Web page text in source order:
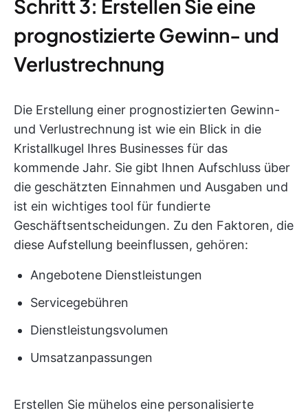
Schritt 3: Erstellen Sie eine
prognostizierte Gewinn- und
Verlustrechnung
Die Erstellung einer prognostizierten Gewinn-
und Verlustrechnung ist wie ein Blick in die
Kristallkugel Ihres Businesses für das
kommende Jahr. Sie gibt Ihnen Aufschluss über
die geschätzten Einnahmen und Ausgaben und
ist ein wichtiges tool für fundierte
Geschäftsentscheidungen. Zu den Faktoren, die
diese Aufstellung beeinflussen, gehören:
Angebotene Dienstleistungen
Servicegebühren
Dienstleistungsvolumen
Umsatzanpassungen
Erstellen Sie mühelos eine personalisierte